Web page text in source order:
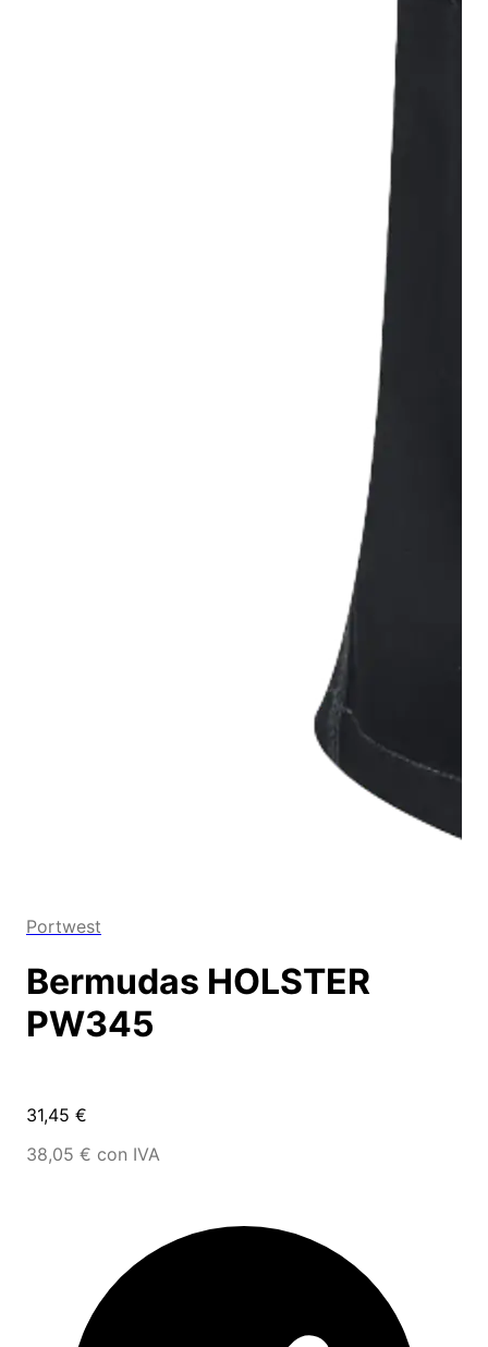
Portwest
Bermudas HOLSTER
PW345
31,45 €
38,05 € con IVA